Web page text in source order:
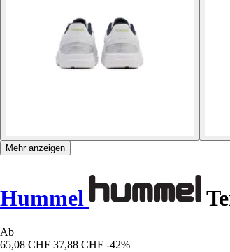
Mehr anzeigen
Hummel
Ab
65,08 CHF 37,88 CHF -42%